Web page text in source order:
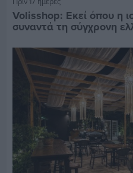
Volisshop: Εκεί όπου η
συναντά τη σύγχρονη